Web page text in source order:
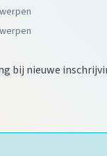
bij nieuwe